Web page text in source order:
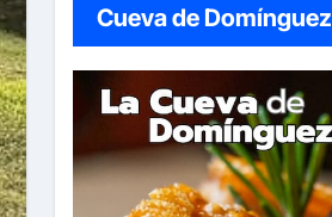
Cueva de Domínguez